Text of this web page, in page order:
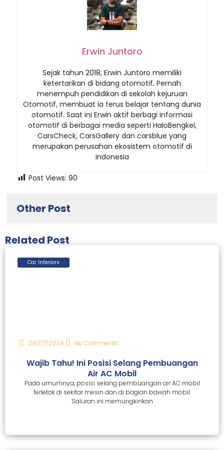
Erwin Juntoro
Sejak tahun 2018, Erwin Juntoro memiliki
ketertarikan di bidang otomotif. Pernah
menempuh pendidikan di sekolah kejuruan
Otomotif, membuat ia terus belajar tentang dunia
otomotif. Saat ini Erwin aktif berbagi informasi
otomotif di berbagai media seperti HaloBengkel,
CarsCheck, CarsGallery dan carsblue yang
merupakan perusahan ekosistem otomotif di
indonesia
Post Views: 90
Other Post
Related Post
Car Interiors
29/07/2024 No Comments
Wajib Tahu! Ini Posisi Selang Pembuangan
Air AC Mobil
Pada umumnya, posisi selang pembuangan air AC mobil
terletak di sekitar mesin dan di bagian bawah mobil.
Saluran ini memungkinkan